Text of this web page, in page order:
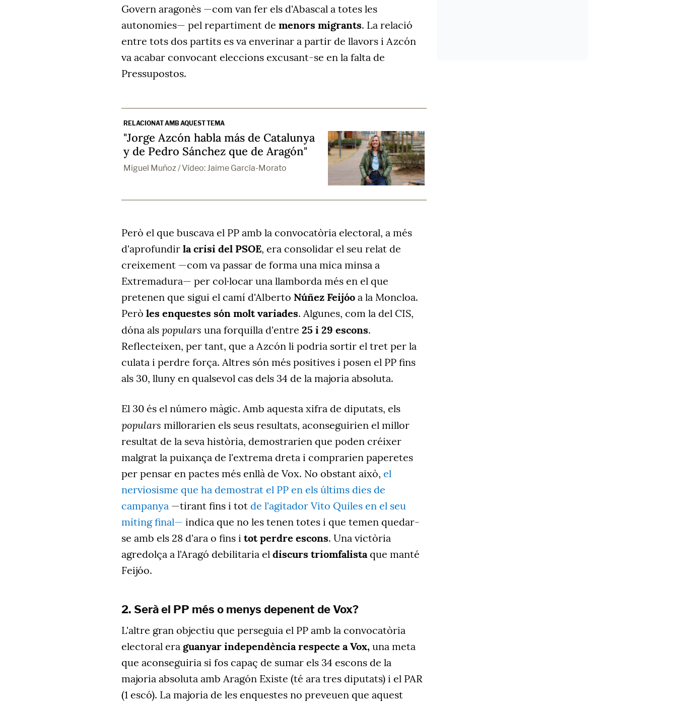
Govern aragonès —com van fer els d'Abascal a totes les
autonomies— pel repartiment de menors migrants. La relació
entre tots dos partits es va enverinar a partir de llavors i Azcón
va acabar convocant eleccions excusant-se en la falta de
Pressupostos.
RELACIONAT AMB AQUEST TEMA
"Jorge Azcón habla más de Catalunya
y de Pedro Sánchez que de Aragón"
Miguel Muñoz / Vídeo: Jaime García-Morato
Però el que buscava el PP amb la convocatòria electoral, a més
d'aprofundir la crisi del PSOE, era consolidar el seu relat de
creixement —com va passar de forma una mica minsa a
Extremadura— per col·locar una llamborda més en el que
pretenen que sigui el camí d'Alberto Núñez Feijóo a la Moncloa.
Però les enquestes són molt variades. Algunes, com la del CIS,
dóna als populars una forquilla d'entre 25 i 29 escons.
Reflecteixen, per tant, que a Azcón li podria sortir el tret per la
culata i perdre força. Altres són més positives i posen el PP fins
als 30, lluny en qualsevol cas dels 34 de la majoria absoluta.
El 30 és el número màgic. Amb aquesta xifra de diputats, els
populars millorarien els seus resultats, aconseguirien el millor
resultat de la seva història, demostrarien que poden créixer
malgrat la puixança de l'extrema dreta i comprarien paperetes
per pensar en pactes més enllà de Vox. No obstant això, el
nerviosisme que ha demostrat el PP en els últims dies de
campanya —tirant fins i tot de l'agitador Vito Quiles en el seu
míting final— indica que no les tenen totes i que temen quedar-
se amb els 28 d'ara o fins i tot perdre escons. Una victòria
agredolça a l'Aragó debilitaria el discurs triomfalistaque manté
Feijóo.
2. Serà el PP més o menys depenent de Vox?
L'altre gran objectiu que perseguia el PP amb la convocatòria
electoral era guanyar independència respecte a Vox, una meta
que aconseguiria si fos capaç de sumar els 34 escons de la
majoria absoluta amb Aragón Existe (té ara tres diputats) i el PAR
(1 escó). La majoria de les enquestes no preveuen que aquest